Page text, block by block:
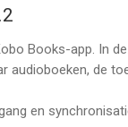
Kobo Booksis
Books-app. In
audioboeken, de
en